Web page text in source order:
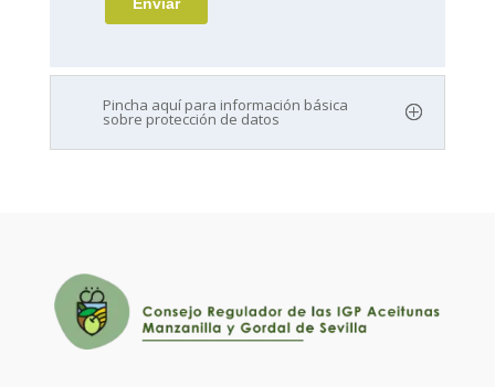
Pincha aquí para información básica
sobre protección de datos